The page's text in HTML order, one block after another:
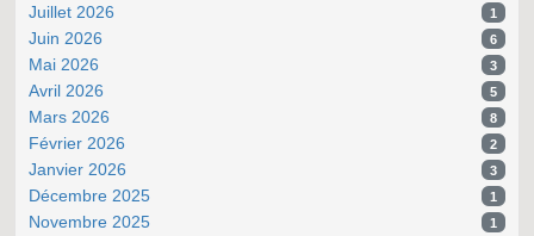
Juillet 2026 1
Juin 2026 6
Mai 2026 3
Avril 2026 5
Mars 2026 8
Février 2026 2
Janvier 2026 3
Décembre 2025 1
Novembre 2025 1